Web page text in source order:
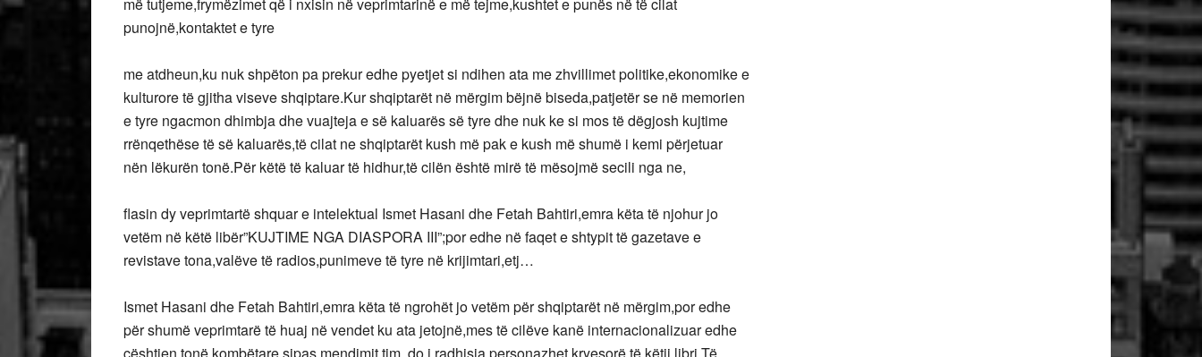
punojnë,kontaktet e tyre
me atdheun,ku nuk shpëton pa prekur edhe pyetjet si ndihen ata me zhvillimet politike,ekonomike e
kulturore të gjitha viseve shqiptare.Kur shqiptarët në mërgim bëjnë biseda,patjetër se në memorien
e tyre ngacmon dhimbja dhe vuajteja e së kaluarës së tyre dhe nuk ke si mos të dëgjosh kujtime
rrënqethëse të së kaluarës,të cilat ne shqiptarët kush më pak e kush më shumë i kemi përjetuar
nën lëkurën tonë.Për këtë të kaluar të hidhur,të cilën është mirë të mësojmë secili nga ne,
flasin dy veprimtartë shquar e intelektual Ismet Hasani dhe Fetah Bahtiri,emra këta të njohur jo
vetëm në këtë libër”KUJTIME NGA DIASPORA III”;por edhe në faqet e shtypit të gazetave e
revistave tona,valëve të radios,punimeve të tyre në krijimtari,etj…
Ismet Hasani dhe Fetah Bahtiri,emra këta të ngrohët jo vetëm për shqiptarët në mërgim,por edhe
për shumë veprimtarë të huaj në vendet ku ata jetojnë,mes të cilëve kanë internacionalizuar edhe